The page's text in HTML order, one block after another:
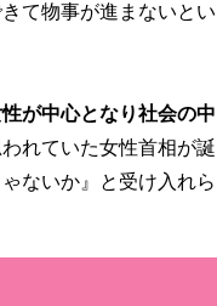
て物事が進まないとい
が中心となり社会の中
れていた女性首相が誕
ないか』と受け入れら